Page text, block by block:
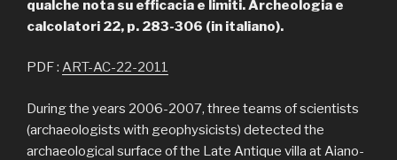
qualche nota su efficacia e limiti. Archeologia e
calcolatori 22, p. 283-306 (in italiano).
PDF : ART-AC-22-2011
During the years 2006-2007, three teams of scientists
(archaeologists with geophysicists) detected the
archaeological surface of the Late Antique villa at Aiano-